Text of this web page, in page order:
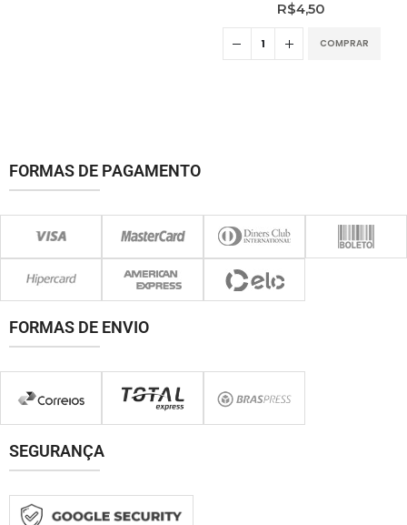
R$4,50
COMPRAR
FORMAS DE PAGAMENTO
FORMAS DE ENVIO
SEGURANÇA